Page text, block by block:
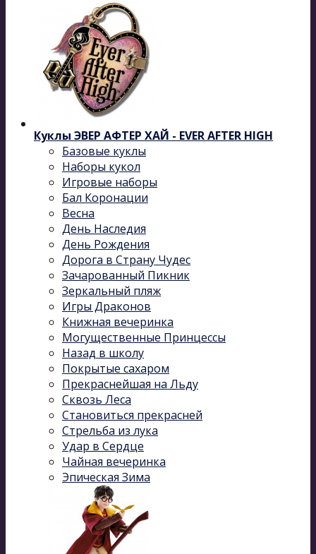
Куклы ЭВЕР АФТЕР ХАЙ - EVER AFTER HIGH
Базовые куклы
Наборы кукол
Игровые наборы
Бал Коронации
Весна
День Наследия
День Рождения
Дорога в Страну Чудес
Зачарованный Пикник
Зеркальный пляж
Игры Драконов
Книжная вечеринка
Могущественные Принцессы
Назад в школу
Покрытые сахаром
Прекраснейшая на Льду
Сквозь Леса
Становиться прекрасней
Стрельба из лука
Удар в Сердце
Чайная вечеринка
Эпическая Зима